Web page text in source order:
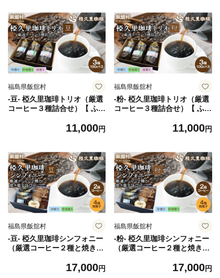
ち 復興 福島県 飯舘村】 ITTA
G001
福島県飯舘村
-豆- 椏久里珈琲トリオ（厳選
コーヒー３種詰合せ）【 ふる
コーヒー コーヒー豆 粉 カフ
11,000円
福島県飯舘村
-粉- 椏久里珈琲トリオ（厳選
コーヒー３種詰合せ）【 ふる
コーヒー コーヒー豆 粉 カフ
11,000円
福島県飯舘村
-豆- 椏久里珈琲シンフォニー
（厳選コーヒー２種と焼き菓
人気 おすすめ 珈琲 コーヒー
17,000円
福島県飯舘村
-粉- 椏久里珈琲シンフォニー
（厳選コーヒー２種と焼き菓
人気 おすすめ 珈琲 コーヒー
17,000円